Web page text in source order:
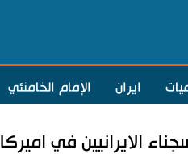
ايران الإمام الخامنئي
الايرانيين في اميركا